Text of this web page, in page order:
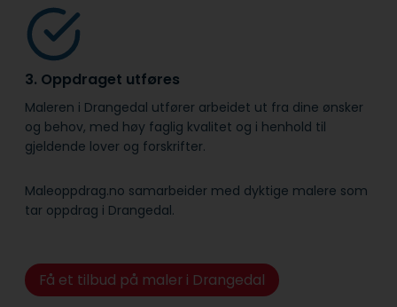
3. Oppdraget utføres
Maleren i Drangedal utfører arbeidet ut fra dine ønsker
og behov, med høy faglig kvalitet og i henhold til
gjeldende lover og forskrifter.
Maleoppdrag.no samarbeider med dyktige malere som
tar oppdrag i Drangedal.
Få et tilbud på maler i Drangedal